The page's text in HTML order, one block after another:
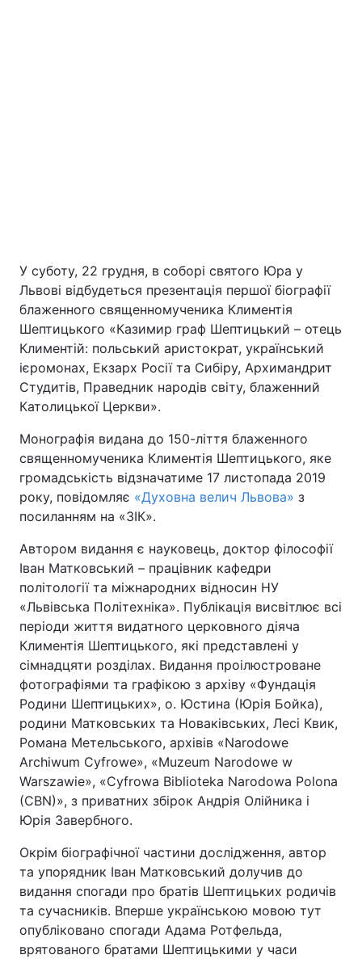
Київ Львів
Дніпро Харків
Одеса
Спорт
Техно і зв'язок Лайт
Зброя Інциденти
Цікавинки Погода
Відео з Youtube Статті
Думки
Архів Вакансії
Контакти
ПОСЛУГИ
Реклама на сайті Фотобанк
Моніторинг Пресцентр
У суботу, 22 грудня, в соборі святого Юра у
Львові відбудеться презентація першої біографії
блаженного священномученика Климентія
Шептицького «Казимир граф Шептицький – отець
Климентій: польський аристократ, український
ієромонах, Екзарх Росії та Сибіру, Архимандрит
Студитів, Праведник народів світу, блаженний
Католицької Церкви».
Монографія видана до 150-ліття блаженного
священномученика Климентія Шептицького, яке
громадськість відзначатиме 17 листопада 2019
року, повідомляє «Духовна велич Львова» з
посиланням на «ЗІК».
Автором видання є науковець, доктор філософії
Іван Матковський – працівник кафедри
політології та міжнародних відносин НУ
«Львівська Політехніка». Публікація висвітлює всі
періоди життя видатного церковного діяча
Климентія Шептицького, які представлені у
сімнадцяти розділах. Видання проілюстроване
фотографіями та графікою з архіву «Фундація
Родини Шептицьких», о. Юстина (Юрія Бойка),
родини Матковських та Новаківських, Лесі Квик,
Романа Метельського, архівів «Narodowe
Archiwum Cyfrowe», «Muzeum Narodowe w
Warszawie», «Cyfrowa Biblioteka Narodowa Polona
(CBN)», з приватних збірок Андрія Олійника і
Юрія Завербного.
Окрім біографічної частини дослідження, автор
та упорядник Іван Матковський долучив до
видання спогади про братів Шептицьких родичів
та сучасників. Вперше українською мовою тут
опубліковано спогади Адама Ротфельда,
врятованого братами Шептицькими у часи